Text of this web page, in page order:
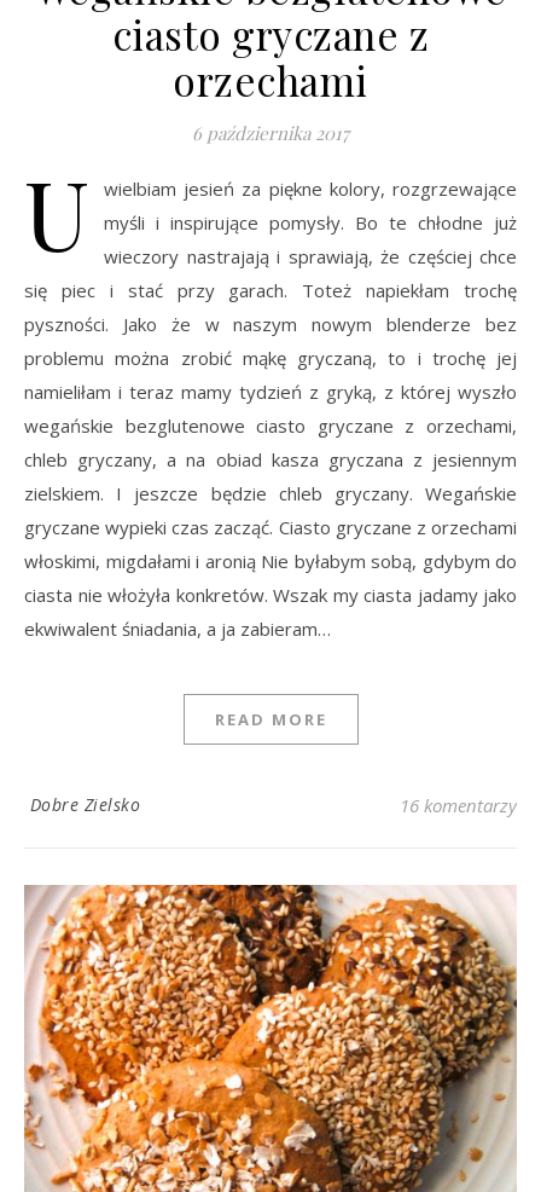
ciasto gryczane z
orzechami
6 października 2017
U
wielbiam jesień za piękne kolory, rozgrzewające
myśli i inspirujące pomysły. Bo te chłodne już
wieczory nastrajają i sprawiają, że częściej chce
się piec i stać przy garach. Toteż napiekłam trochę
pyszności. Jako że w naszym nowym blenderze bez
problemu można zrobić mąkę gryczaną, to i trochę jej
namieliłam i teraz mamy tydzień z gryką, z której wyszło
wegańskie bezglutenowe ciasto gryczane z orzechami,
chleb gryczany, a na obiad kasza gryczana z jesiennym
zielskiem. I jeszcze będzie chleb gryczany. Wegańskie
gryczane wypieki czas zacząć. Ciasto gryczane z orzechami
włoskimi, migdałami i aronią Nie byłabym sobą, gdybym do
ciasta nie włożyła konkretów. Wszak my ciasta jadamy jako
ekwiwalent śniadania, a ja zabieram…
READ MORE
Dobre Zielsko 16 komentarzy